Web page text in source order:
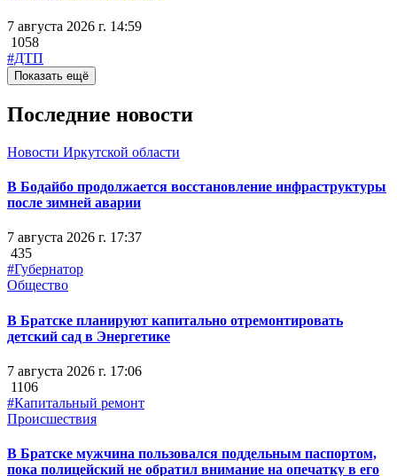
7 августа 2026 г. 14:59
1058
#ДТП
Показать ещё
Последние новости
Новости Иркутской области
В Бодайбо продолжается восстановление инфраструктуры
после зимней аварии
7 августа 2026 г. 17:37
435
#Губернатор
Общество
В Братске планируют капитально отремонтировать
детский сад в Энергетике
7 августа 2026 г. 17:06
1106
#Капитальный ремонт
Происшествия
В Братске мужчина пользовался поддельным паспортом,
пока полицейский не обратил внимание на опечатку в его